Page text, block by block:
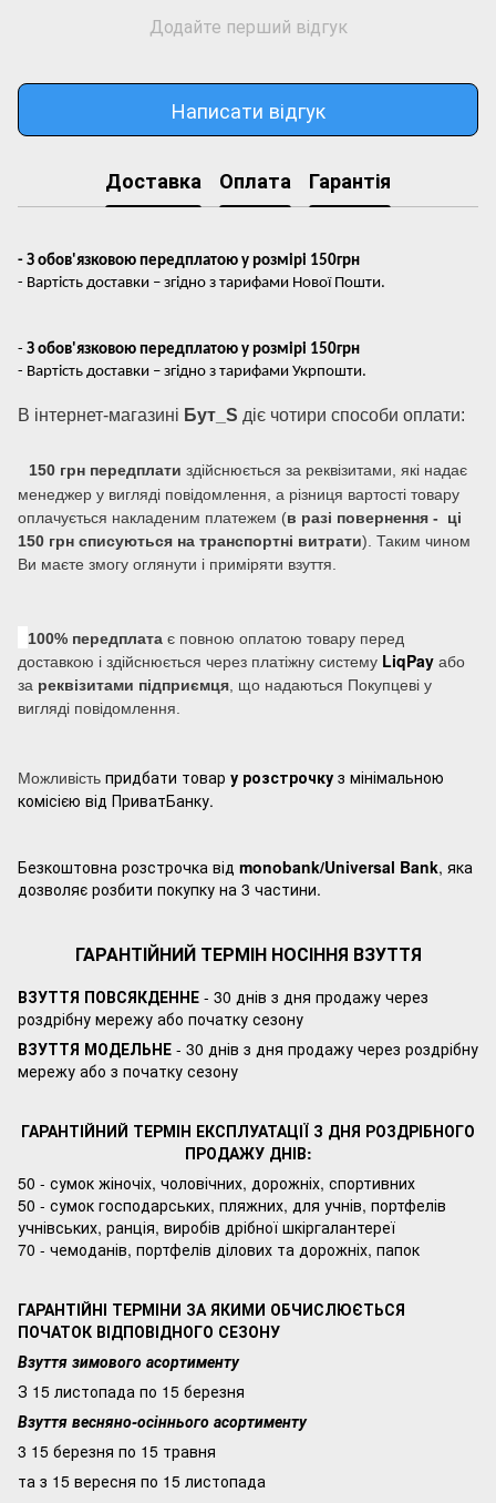
Додайте перший відгук
Написати відгук
Доставка Оплата Гарантія
- З обов'язковою передплатою у розмірі 150грн
- Вартість доставки – згідно з тарифами Нової Пошти.
- З обов'язковою передплатою у розмірі 150грн
- Вартість доставки – згідно з тарифами Укрпошти.
В інтернет-магазині Бут_S діє чотири способи оплати:
150 грн передплати здійснюється за реквізитами, які надає
менеджер у вигляді повідомлення, а різниця вартості товару
оплачується накладеним платежем (в разі повернення - ці
150 грн списуються на транспортні витрати). Таким чином
Ви маєте змогу оглянути і приміряти взуття.
100% передплата є повною оплатою товару перед
доставкою і здійснюється через платіжну систему LiqPay або
за реквізитами підприємця , що надаються Покупцеві у
вигляді повідомлення.
Можливість придбати товар у розстрочку з мінімальною
комісією від ПриватБанку.
Безкоштовна розстрочка від monobank/Universal Bank, яка
дозволяє розбити покупку на 3 частини.
ГАРАНТІЙНИЙ ТЕРМІН НОСІННЯ ВЗУТТЯ
ВЗУТТЯ ПОВСЯКДЕННЕ - 30 днів з дня продажу через
роздрібну мережу або початку сезону
ВЗУТТЯ МОДЕЛЬНЕ - 30 днів з дня продажу через роздрібну
мережу або з початку сезону
ГАРАНТІЙНИЙ ТЕРМІН ЕКСПЛУАТАЦІЇ З ДНЯ РОЗДРІБНОГО
ПРОДАЖУ ДНІВ:
50 - сумок жіночіх, чоловічних, дорожніх, спортивних
50 - сумок господарських, пляжних, для учнів, портфелів
учнівських, ранція, виробів дрібної шкіргалантереї
70 - чемоданів, портфелів ділових та дорожніх, папок
ГАРАНТІЙНІ ТЕРМІНИ ЗА ЯКИМИ ОБЧИСЛЮЄТЬСЯ
ПОЧАТОК ВІДПОВІДНОГО СЕЗОНУ
Взуття зимового асортименту
З 15 листопада по 15 березня
Взуття весняно-осіннього асортименту
3 15 березня по 15 травня
та з 15 вересня по 15 листопада